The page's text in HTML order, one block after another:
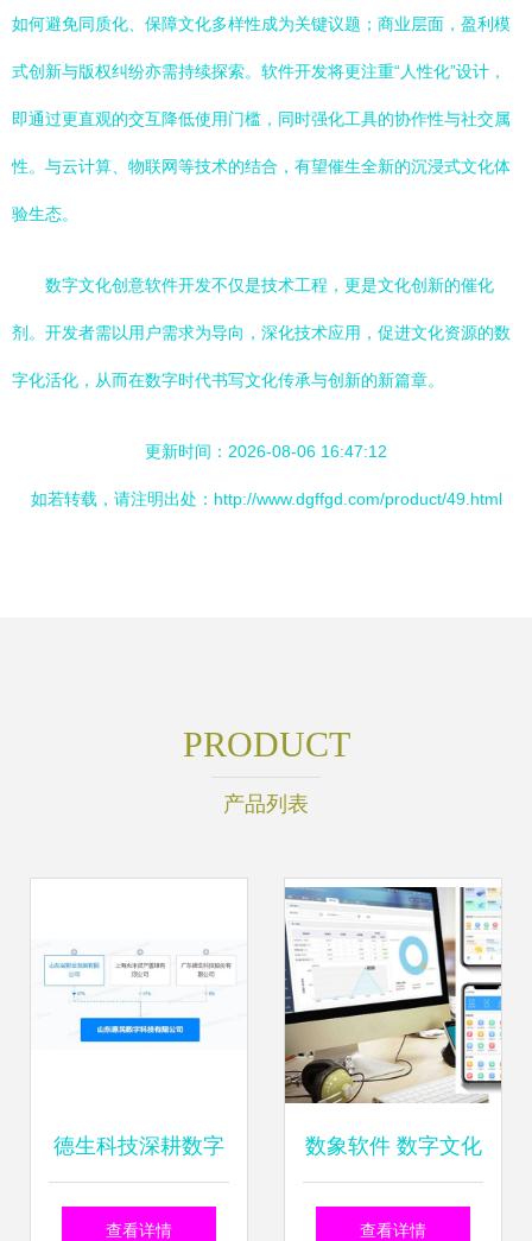
如何避免同质化、保障文化多样性成为关键议题；商业层面，盈利模
式创新与版权纠纷亦需持续探索。软件开发将更注重“人性化”设计，
即通过更直观的交互降低使用门槛，同时强化工具的协作性与社交属
性。与云计算、物联网等技术的结合，有望催生全新的沉浸式文化体
验生态。
数字文化创意软件开发不仅是技术工程，更是文化创新的催化
剂。开发者需以用户需求为导向，深化技术应用，促进文化资源的数
字化活化，从而在数字时代书写文化传承与创新的新篇章。
更新时间：2026-08-06 16:47:12
如若转载，请注明出处：http://www.dgffgd.com/product/49.html
PRODUCT
产品列表
德生科技深耕数字
化，山东新设数字
查看详情
数象软件 数字文化
创意软件开发的领
查看详情